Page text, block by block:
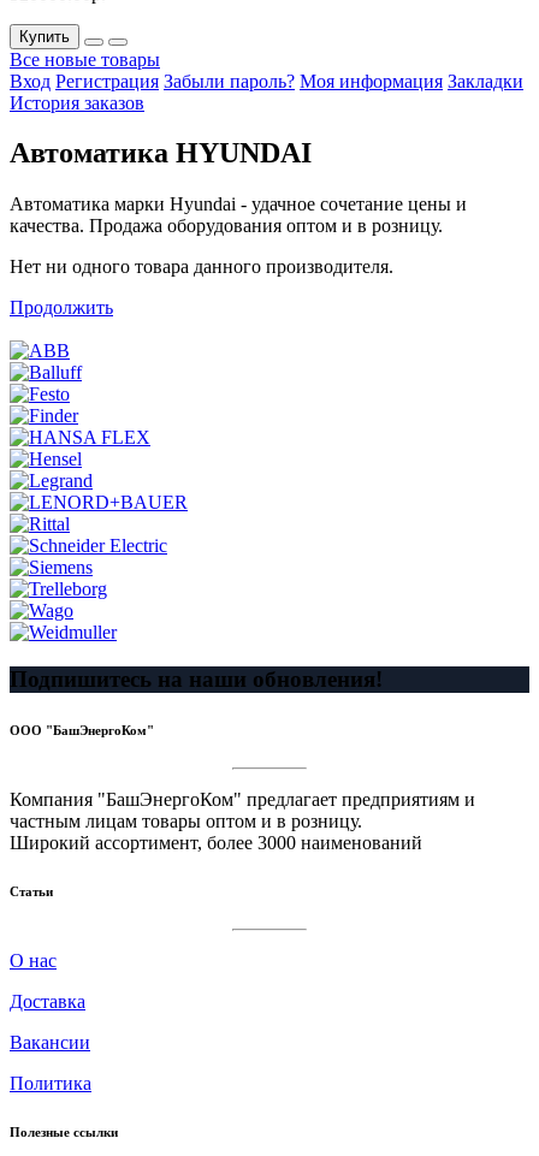
Купить
Все новые товары
Вход Регистрация Забыли пароль? Моя информация Закладки
История заказов
Автоматика HYUNDAI
Автоматика марки Hyundai - удачное сочетание цены и
качества. Продажа оборудования оптом и в розницу.
Нет ни одного товара данного производителя.
Продолжить
Подпишитесь на наши обновления!
ООО "БашЭнергоКом"
Компания "БашЭнергоКом" предлагает предприятиям и
частным лицам товары оптом и в розницу.
Широкий ассортимент, более 3000 наименований
Статьи
О нас
Доставка
Вакансии
Политика
Полезные ссылки